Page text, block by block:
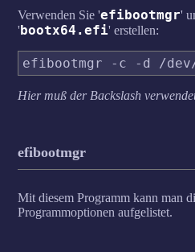
Verwenden Sie 'efibootmgr'
'bootx64.efi' erstellen:
efibootmgr -c -d /
Hier muß der Backslash
efibootmgr
Mit diesem Programm kann man
Programmoptionen aufgelistet.